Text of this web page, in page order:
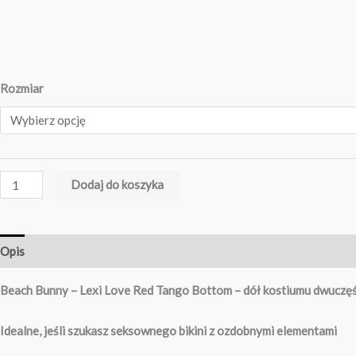
Rozmiar
Dodaj do koszyka
Opis
Beach Bunny – Lexi Love Red Tango Bottom – dół kostiumu
Idealne, jeśli szukasz seksownego bikini z ozdobnymi elementami